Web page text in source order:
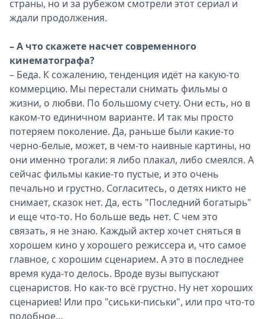
страны, но и за рубежом смотрели этот сериал и
ждали продолжения.
– А что скажете насчет современного
кинематографа?
– Беда. К сожалению, тенденция идёт на какую-то
коммерцию. Мы перестали снимать фильмы о
жизни, о любви. По большому счету. Они есть, но в
каком-то единичном варианте. И так мы просто
потеряем поколение. Да, раньше были какие-то
черно-белые, может, в чем-то наивные картины, но
они именно трогали: я либо плакал, либо смеялся. А
сейчас фильмы какие-то пустые, и это очень
печально и грустно. Согласитесь, о детях никто не
снимает, сказок нет. Да, есть "Последний богатырь"
и еще что-то. Но больше ведь нет. С чем это
связать, я не знаю. Каждый актер хочет сняться в
хорошем кино у хорошего режиссера и, что самое
главное, с хорошим сценарием. А это в последнее
время куда-то делось. Вроде вузы выпускают
сценаристов. Но как-то всё грустно. Ну нет хороших
сценариев! Или про "сиськи-письки", или про что-то
подобное…